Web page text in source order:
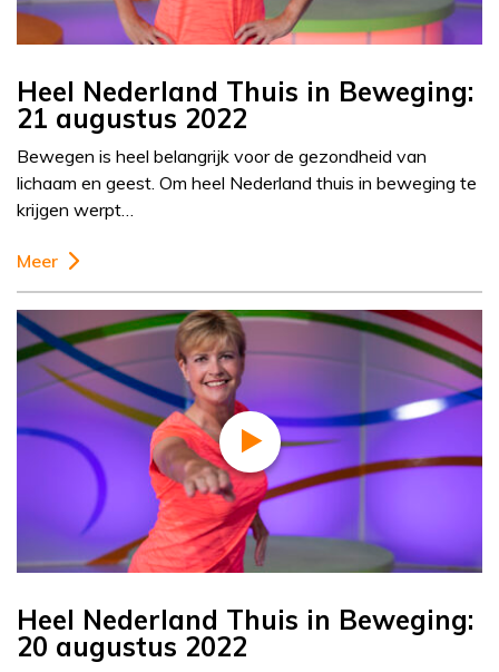
Heel Nederland Thuis in Beweging:
21 augustus 2022
Bewegen is heel belangrijk voor de gezondheid van
lichaam en geest. Om heel Nederland thuis in beweging te
krijgen werpt…
Meer
Heel Nederland Thuis in Beweging:
20 augustus 2022